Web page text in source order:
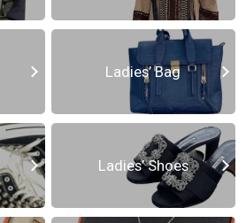
Ladies’ Bag
Ladies’ Shoes